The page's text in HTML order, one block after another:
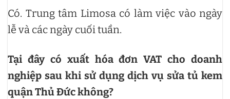
Có. Trung tâm Limosa có làm việc vào ngày
lễ và các ngày cuối tuần.
Tại đây có xuất hóa đơn VAT cho doanh
nghiệp sau khi sử dụng dịch vụ sửa tủ kem
quận Thủ Đức không?